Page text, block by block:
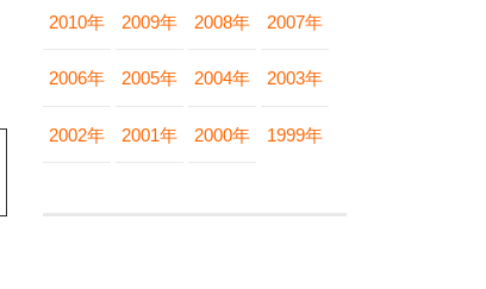
2010年 2009年 2008年 2007年
2006年 2005年 2004年 2003年
2002年 2001年 2000年 1999年